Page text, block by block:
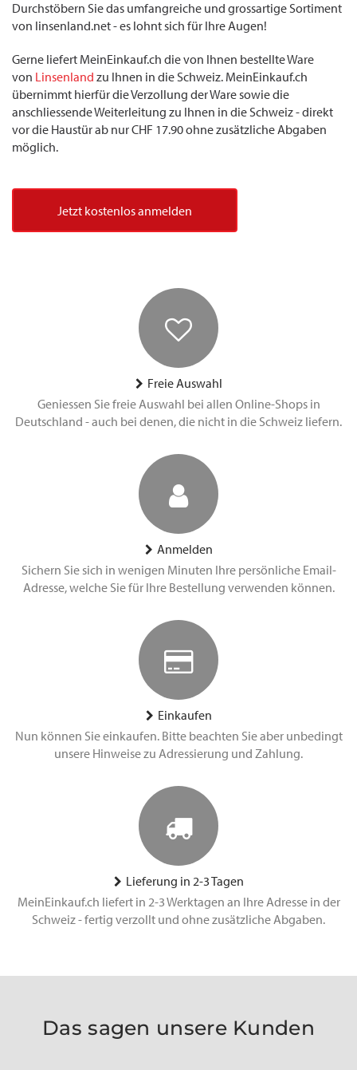
Durchstöbern Sie das umfangreiche und grossartige Sortiment
von linsenland.net - es lohnt sich für Ihre Augen!
Gerne liefert MeinEinkauf.ch die von Ihnen bestellte Ware
von Linsenland zu Ihnen in die Schweiz. MeinEinkauf.ch
übernimmt hierfür die Verzollung der Ware sowie die
anschliessende Weiterleitung zu Ihnen in die Schweiz - direkt
vor die Haustür ab nur CHF 17.90 ohne zusätzliche Abgaben
möglich.
Jetzt kostenlos anmelden
Freie Auswahl
Geniessen Sie freie Auswahl bei allen Online-Shops in
Deutschland - auch bei denen, die nicht in die Schweiz liefern.
Anmelden
Sichern Sie sich in wenigen Minuten Ihre persönliche Email-
Adresse, welche Sie für Ihre Bestellung verwenden können.
Einkaufen
Nun können Sie einkaufen. Bitte beachten Sie aber unbedingt
unsere Hinweise zu Adressierung und Zahlung.
Lieferung in 2-3 Tagen
MeinEinkauf.ch liefert in 2-3 Werktagen an Ihre Adresse in der
Schweiz - fertig verzollt und ohne zusätzliche Abgaben.
Das sagen unsere Kunden